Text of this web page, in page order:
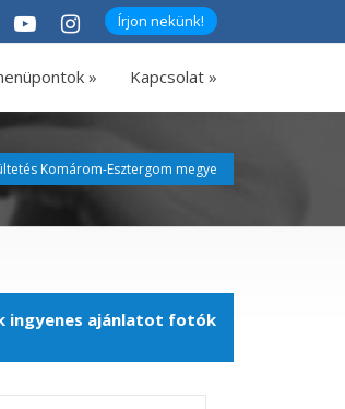
Írjon nekünk!
» Kapcsolat »
Komárom-Esztergom megye
ingyenes ajánlatot fotók